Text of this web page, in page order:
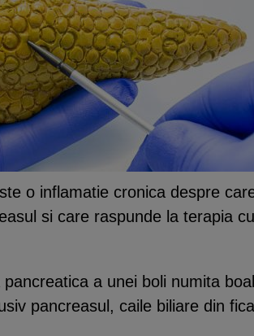
o inflamatie cronica despre
si care raspunde la terapia
a unei boli numita
pancreasul, caile biliare din